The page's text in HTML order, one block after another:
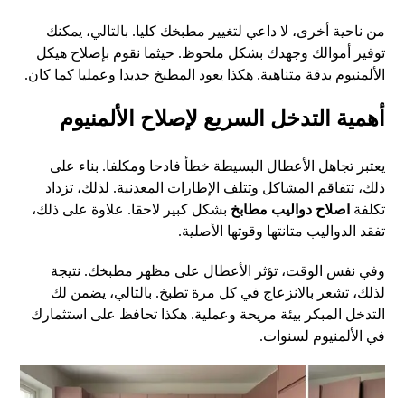
من ناحية أخرى، لا داعي لتغيير مطبخك كليا. بالتالي، يمكنك
توفير أموالك وجهدك بشكل ملحوظ. حيثما نقوم بإصلاح هيكل
الألمنيوم بدقة متناهية. هكذا يعود المطبخ جديدا وعمليا كما كان.
أهمية التدخل السريع لإصلاح الألمنيوم
يعتبر تجاهل الأعطال البسيطة خطأ فادحا ومكلفا. بناء على
ذلك، تتفاقم المشاكل وتتلف الإطارات المعدنية. لذلك، تزداد
تكلفة اصلاح دواليب مطابخ بشكل كبير لاحقا. علاوة على ذلك،
تفقد الدواليب متانتها وقوتها الأصلية.
وفي نفس الوقت، تؤثر الأعطال على مظهر مطبخك. نتيجة
لذلك، تشعر بالانزعاج في كل مرة تطبخ. بالتالي، يضمن لك
التدخل المبكر بيئة مريحة وعملية. هكذا تحافظ على استثمارك
في الألمنيوم لسنوات.